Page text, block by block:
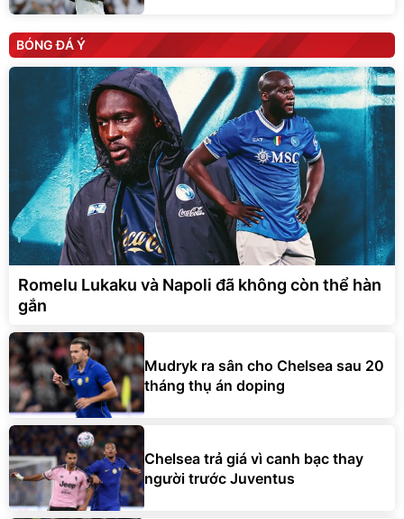
BÓNG ĐÁ Ý
Romelu Lukaku và Napoli đã không còn thể hàn
gắn
Mudryk ra sân cho Chelsea sau 20
tháng thụ án doping
Chelsea trả giá vì canh bạc thay
người trước Juventus